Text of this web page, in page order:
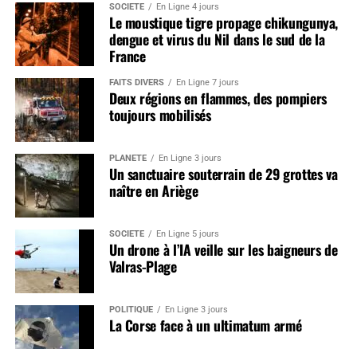
SOCIÉTÉ En Ligne 4 jours
Le moustique tigre propage chikungunya,
dengue et virus du Nil dans le sud de la
France
FAITS DIVERS En Ligne 7 jours
Deux régions en flammes, des pompiers
toujours mobilisés
PLANÈTE En Ligne 3 jours
Un sanctuaire souterrain de 29 grottes va
naître en Ariège
SOCIÉTÉ En Ligne 5 jours
Un drone à l’IA veille sur les baigneurs de
Valras-Plage
POLITIQUE En Ligne 3 jours
La Corse face à un ultimatum armé